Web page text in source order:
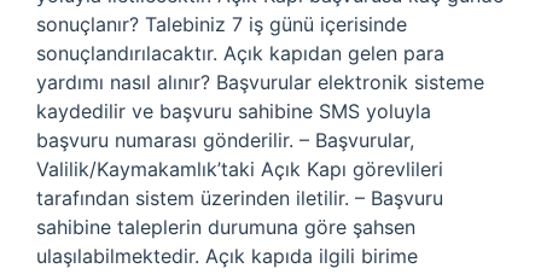
sonuçlanır? Talebiniz 7 iş günü içerisinde
sonuçlandırılacaktır. Açık kapıdan gelen para
yardımı nasıl alınır? Başvurular elektronik sisteme
kaydedilir ve başvuru sahibine SMS yoluyla
başvuru numarası gönderilir. – Başvurular,
Valilik/Kaymakamlık’taki Açık Kapı görevlileri
tarafından sistem üzerinden iletilir. – Başvuru
sahibine taleplerin durumuna göre şahsen
ulaşılabilmektedir. Açık kapıda ilgili birime